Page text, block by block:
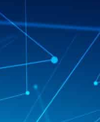
à Gelacom
la
dans